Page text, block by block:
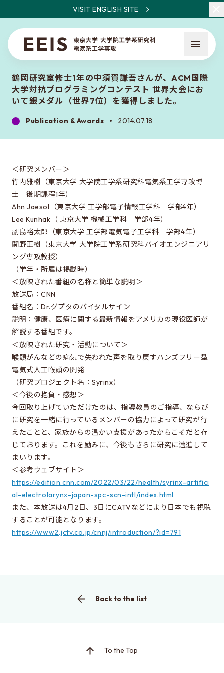
VISIT ENGLISH SITE
News
About the entrance examination
Special oral examination for master course
Orientation for the entrance examination
Guide for entrance examinations / Required
files (Guide for entrance examination,
Summary of your desired master/doctor thesis
project and Grade summary sheet)
Information about exam subjects
Entrance Examination FAQ
For those aiming for EEIS
Testimonials of Students
Career paths and Ph.D.
Financial support for graduate students
Learn more about EEIS
Reunion
Electrical Engineering Office
Links to related organizations
Request for site update
鶴岡研究室修士1年の中須賀謙吾さんが、ACM国際
大学対抗プログラミングコンテスト 世界大会にお
いて銀メダル（世界7位）を獲得しました。
Publication & Awards 2014.07.18
＜研究メンバー＞
竹内雅樹（東京大学 大学院工学系研究科電気系工学専攻博
士 後期課程1年）
Ahn Jaesol（東京大学 工学部電子情報工学科 学部4年）
Lee Kunhak（ 東京大学 機械工学科 学部4年）
副島裕太郎（東京大学 工学部電気電子工学科 学部4年）
関野正樹（東京大学 大学院工学系研究科バイオエンジニアリ
ング専攻教授）
（学年・所属は掲載時）
＜放映された番組の名称と簡単な説明＞
放送局：CNN
番組名：Dr.グプタのバイタルサイン
説明：健康、医療に関する最新情報をアメリカの現役医師が
解説する番組です。
＜放映された研究・活動について＞
喉頭がんなどの病気で失われた声を取り戻すハンズフリー型
電気式人工喉頭の開発
（研究プロジェクト名：Syrinx）
＜今後の抱負・感想＞
今回取り上げていただけたのは、指導教員のご指導、ならび
に研究を一緒に行っているメンバーの協力によって研究が行
えたことと、家族からの温かい支援があったからこそだと存
じております。これを励みに、今後もさらに研究に邁進して
まいります。
＜参考ウェブサイト＞
https://edition.cnn.com/2022/03/22/health/syrinx-artifici
al-electrolarynx-japan-spc-scn-intl/index.html
また、本放送は4月2日、3日にCATVなどにより日本でも視聴
することが可能となります。
https://www2.jctv.co.jp/cnnj/introduction/?id=791
Back to the list
To the Top